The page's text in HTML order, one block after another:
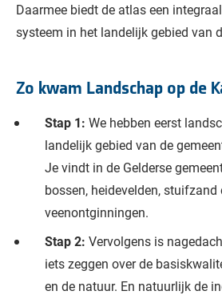
Daarmee biedt de atlas een
systeem in het landelijk gebied van
Zo kwam Landschap op de
Stap 1: We hebben eerst
landelijk gebied van de
Je vindt in de Gelderse
bossen, heidevelden,
veenontginningen.
Stap 2: Vervolgens is
iets zeggen over de
en de natuur. En natuurlijk de